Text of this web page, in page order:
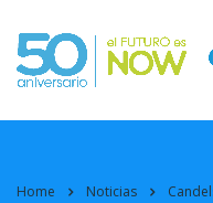
Home Noticias